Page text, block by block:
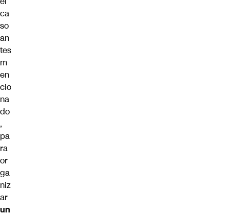
ca
so
an
tes
m
en
cio
na
do
,
pa
ra
or
ga
niz
ar
un